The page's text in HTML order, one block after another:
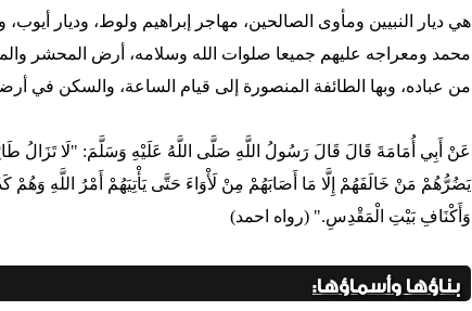
هي ديار النبيين ومأوى الصالحين، مهاجر إبراهيم ولوط، وديار
محمد ومعراجه عليهم جميعا صلوات الله وسلامه، أرض المحشر
من عباده، وبها الطائفة المنصورة إلى قيام الساعة، والسكن في
عَنْ أَبِي أُمَامَةَ قَالَ قَالَ رَسُولُ اللَّهِ صَلَّى اللَّهُ عَلَيْهِ وَسَلَّمَ: "لَا تَزَالُ
يَضُرُّهُمْ مَنْ خَالَفَهُمْ إِلَّا مَا أَصَابَهُمْ مِنْ لَأْوَاءَ حَتَّى يَأْتِيَهُمْ أَمْرُ اللَّهِ
وَأَكْنَافِ بَيْتِ الْمَقْدِسِ." (رواه احمد)
بناؤها وأسماؤها: